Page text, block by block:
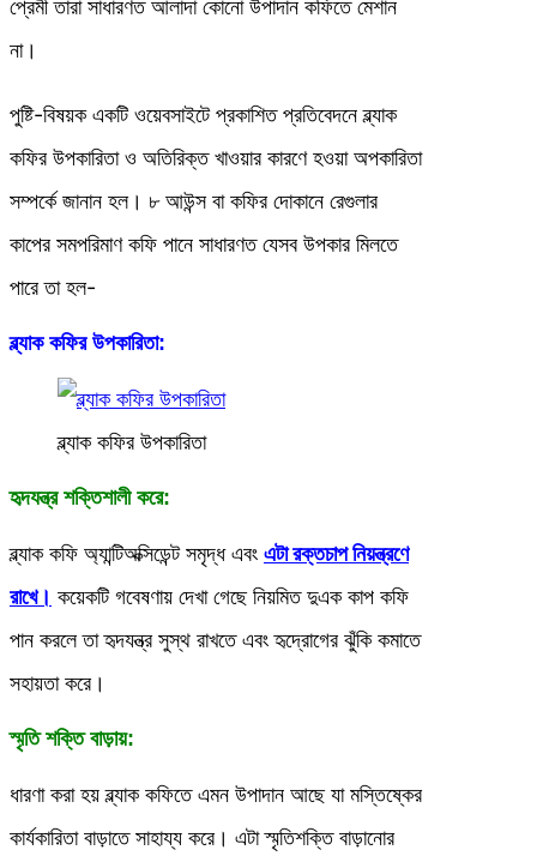
প্রেমী তারা সাধারণত আলাদা কোনো উপাদান কফিতে মেশান
না।
পুষ্টি-বিষয়ক একটি ওয়েবসাইটে প্রকাশিত প্রতিবেদনে ব্ল্যাক
কফির উপকারিতা ও অতিরিক্ত খাওয়ার কারণে হওয়া অপকারিতা
সম্পর্কে জানান হল। ৮ আউন্স বা কফির দোকানে রেগুলার
কাপের সমপরিমাণ কফি পানে সাধারণত যেসব উপকার মিলতে
পারে তা হল-
ব্ল্যাক কফির উপকারিতা:
ব্ল্যাক কফির উপকারিতা
হৃদযন্ত্র শক্তিশালী করে:
ব্ল্যাক কফি অ্যান্টিঅক্সিডেন্ট সমৃদ্ধ এবং এটা রক্তচাপ নিয়ন্ত্রণে
রাখে। কয়েকটি গবেষণায় দেখা গেছে নিয়মিত দুএক কাপ কফি
পান করলে তা হৃদযন্ত্র সুস্থ রাখতে এবং হৃদ্রোগের ঝুঁকি কমাতে
সহায়তা করে।
স্মৃতি শক্তি বাড়ায়:
ধারণা করা হয় ব্ল্যাক কফিতে এমন উপাদান আছে যা মস্তিষ্কের
কার্যকারিতা বাড়াতে সাহায্য করে। এটা স্মৃতিশক্তি বাড়ানোর